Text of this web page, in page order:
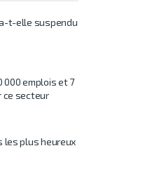
t-elle suspendu
000 emplois et 7
ce secteur
les plus heureux